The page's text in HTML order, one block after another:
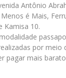
Antônio
é Mais,
Kamisa 10.
por
pagar mais